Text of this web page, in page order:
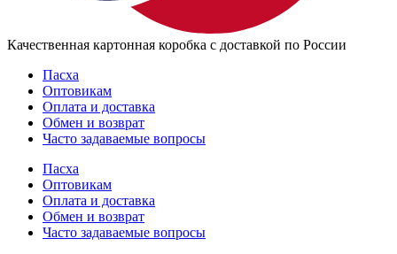
Качественная картонная коробка с доставкой по России
Пасха
Оптовикам
Оплата и доставка
Обмен и возврат
Часто задаваемые вопросы
Пасха
Оптовикам
Оплата и доставка
Обмен и возврат
Часто задаваемые вопросы